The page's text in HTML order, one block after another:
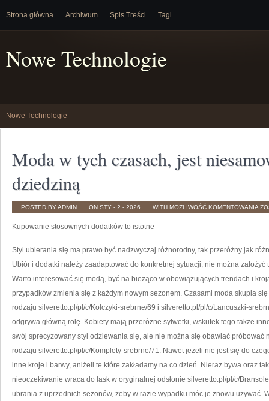
Strona główna Archiwum Spis Treści Tagi
Nowe Technologie
Nowe Technologie
Moda w tych czasach, jest
dziedziną
POSTED BY ADMIN ON STY - 2 - 2026 WITH MOŻLIWOŚĆ KOMENTOWANIA
W
Kupowanie stosownych dodatków to istotne
Styl ubierania się ma prawo być nadzwyczaj różnorodny, tak przeróżny jak
Ubiór i dodatki należy zaadaptować do konkretnej sytuacji, nie można
Warto interesować się modą, być na bieżąco w obowiązujących trendach i
przypadków zmienia się z każdym nowym sezonem. Czasami moda skupia
rodzaju silveretto.pl/pl/c/Kolczyki-srebrne/69 i silveretto.pl/pl/c/Lancuszki-
odgrywa główną rolę. Kobiety mają przeróżne sylwetki, wskutek tego także
swój sprecyzowany styl odziewania się, ale nie można się obawiać próbować
rodzaju silveretto.pl/pl/c/Komplety-srebrne/71. Nawet jeżeli nie jest się do
inne kroje i barwy, aniżeli te które zakładamy na co dzień. Nieraz bywa oraz
nieoczekiwanie wraca do łask w oryginalnej odsłonie silveretto.pl/pl/c/
ubrania z uprzednich sezonów, żeby w razie wypadku móc je znowu używać.